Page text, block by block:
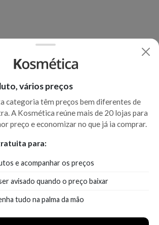
vários preços
categoria têm preços bem diferentes de
A Kosmética reúne mais de 20 lojas para
preço e economizar no que já ia comprar.
para:
e acompanhar os preços
avisado quando o preço baixar
tudo na palma da mão